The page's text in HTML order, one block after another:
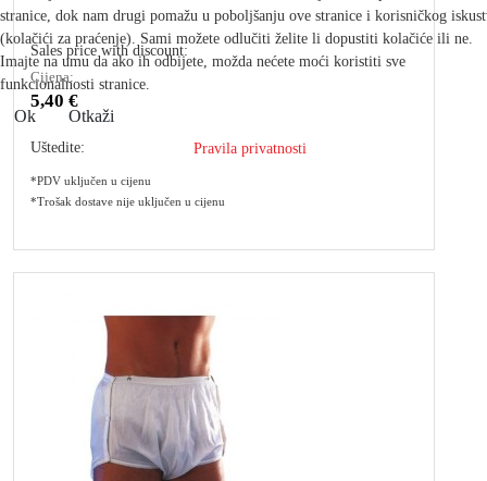
Sales price with discount:
Cijena:
5,40 €
Uštedite:
*PDV uključen u cijenu
*Trošak dostave nije uključen u cijenu
stranice, dok nam drugi pomažu u poboljšanju ove stranice i korisničkog
(kolačići za praćenje). Sami možete odlučiti želite li dopustiti kolačiće ili ne.
Imajte na umu da ako ih odbijete, možda nećete moći koristiti sve
funkcionalnosti stranice.
Ok Otkaži
Pravila privatnosti